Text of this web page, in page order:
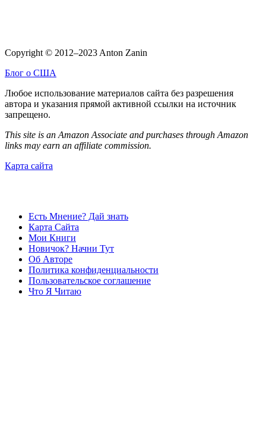
Copyright © 2012–2023 Anton Zanin
Блог о США
Любое использование материалов сайта без разрешения
автора и указания прямой активной ссылки на источник
запрещено.
This site is an Amazon Associate and purchases through Amazon
links may earn an affiliate commission.
Карта сайта
Есть Мнение? Дай знать
Карта Сайта
Мои Книги
Новичок? Начни Тут
Об Авторе
Политика конфиденциальности
Пользовательское соглашение
Что Я Читаю